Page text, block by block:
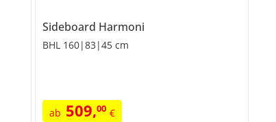
Sideboard Harmoni
BHL 160|83|45 cm
ab 509,00 €